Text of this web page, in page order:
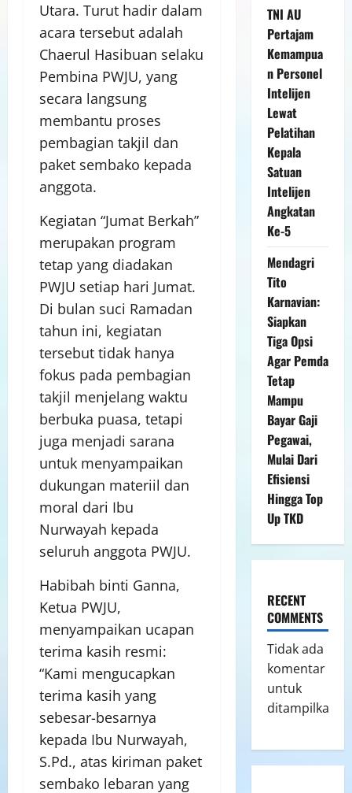
Utara. Turut hadir dalam
acara tersebut adalah
Chaerul Hasibuan selaku
Pembina PWJU, yang
secara langsung
membantu proses
pembagian takjil dan
paket sembako kepada
anggota.
Kegiatan “Jumat Berkah”
merupakan program
tetap yang diadakan
PWJU setiap hari Jumat.
Di bulan suci Ramadan
tahun ini, kegiatan
tersebut tidak hanya
fokus pada pembagian
takjil menjelang waktu
berbuka puasa, tetapi
juga menjadi sarana
untuk menyampaikan
dukungan materiil dan
moral dari Ibu
Nurwayah kepada
seluruh anggota PWJU.
Habibah binti Ganna,
Ketua PWJU,
menyampaikan ucapan
terima kasih resmi:
“Kami mengucapkan
terima kasih yang
sebesar-besarnya
kepada Ibu Nurwayah,
S.Pd., atas kiriman paket
sembako lebaran yang
TNI AU
Pertajam
Kemampua
n Personel
Intelijen
Lewat
Pelatihan
Kepala
Satuan
Intelijen
Angkatan
Ke-5
Mendagri
Tito
Karnavian:
Siapkan
Tiga Opsi
Agar Pemda
Tetap
Mampu
Bayar Gaji
Pegawai,
Mulai Dari
Efisiensi
Hingga Top
Up TKD
RECENT
COMMENTS
Tidak ada
komentar
untuk
ditampilkan.